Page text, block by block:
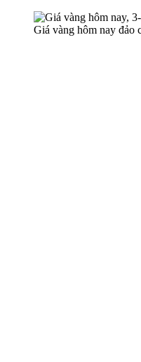
Giá vàng hôm nay đảo